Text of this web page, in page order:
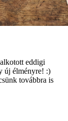
eddigi
új élményre! :)
továbbra is